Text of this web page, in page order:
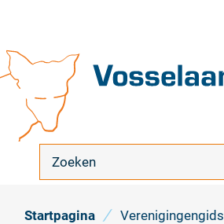
inhoud
Vosselaar
zoek
Startpagina Verenigingengids